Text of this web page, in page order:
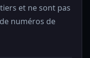
et ne sont pas
numéros de